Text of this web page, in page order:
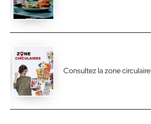
Consultez la zone circulaire